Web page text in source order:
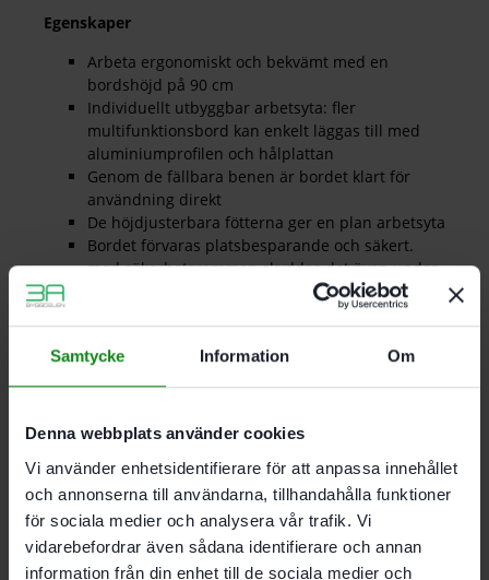
Samtycke Information Om
Denna webbplats använder cookies
Vi använder enhetsidentifierare för att anpassa innehållet
och annonserna till användarna, tillhandahålla funktioner
för sociala medier och analysera vår trafik. Vi
vidarebefordrar även sådana identifierare och annan
information från din enhet till de sociala medier och
Egenskaper
Arbeta ergonomiskt och bekvämt med en
bordshöjd på 90 cm
Individuellt utbyggbar arbetsyta: fler
multifunktionsbord kan enkelt läggas till med
aluminiumprofilen och hålplattan
Genom de fällbara benen är bordet klart för
användning direkt
De höjdjusterbara fötterna ger en plan arbetsyta
Bordet förvaras platsbesparande och säkert.
med säkerhetsremmen skyddas det även under
Perfekt anslutning till Festool systemet
arbetsytan – för den mobila verkstaden och
MFT/3
och aluminiumprofil. ger flexibla kläm- och
För det mobila multibordet MW 1000 och MFT/3
Arbetsytan förstoras
Tack vare aluminiumprofilen och hålplattan kan
många tillbehörsdelar användas